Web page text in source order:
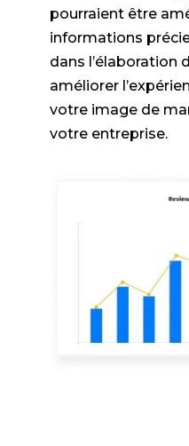
pourraient être
informations
dans l’élaboration
améliorer
votre image de
votre entreprise.